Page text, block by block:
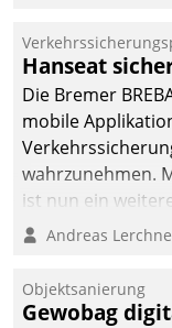
Hanseat
Die Bremer
mobile
wahrzunehmen.
ist nun ein
Einsatz.
Andreas
Objektsanierung
Gewobag